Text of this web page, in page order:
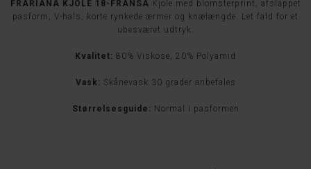
FRARIANA KJOLE 18-FRANSA Kjole med blomsterprint, afslappet
pasform, V-hals, korte rynkede ærmer og knælængde. Let fald for et
ubesværet udtryk.
Kvalitet: 80% Viskose, 20% Polyamid
Vask: Skånevask 30 grader anbefales
Størrelsesguide: Normal i pasformen